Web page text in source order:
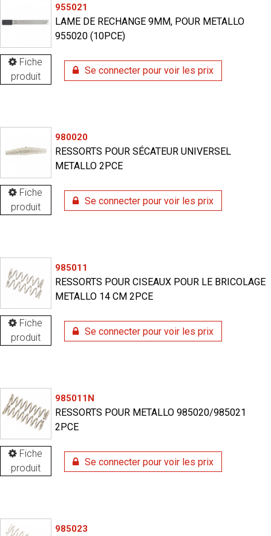
Fiche
produit
955021
LAME DE RECHANGE 9MM, POUR METALLO
955020 (10PCE)
Se connecter pour voir les prix
Fiche
produit
980020
RESSORTS POUR SÉCATEUR UNIVERSEL
METALLO 2PCE
Se connecter pour voir les prix
Fiche
produit
985011
RESSORTS POUR CISEAUX POUR LE BRICOLAGE
METALLO 14 CM 2PCE
Se connecter pour voir les prix
Fiche
produit
985011N
RESSORTS POUR METALLO 985020/985021
2PCE
Se connecter pour voir les prix
985023